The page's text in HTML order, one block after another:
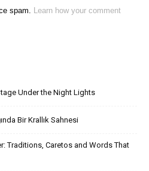
spam. Learn how your comment
Under the Night Lights
Bir Krallık Sahnesi
Traditions, Caretos and Words That